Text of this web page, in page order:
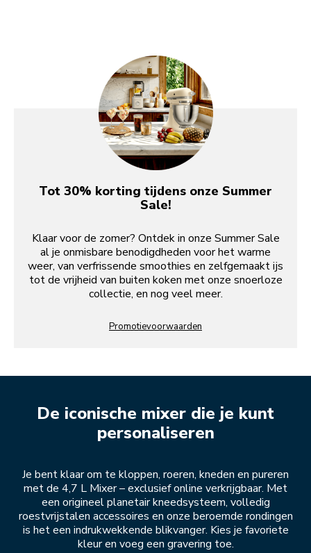
Tot 30% korting tijdens onze Summer
Sale!
Klaar voor de zomer? Ontdek in onze Summer Sale
al je onmisbare benodigdheden voor het warme
weer, van verfrissende smoothies en zelfgemaakt ijs
tot de vrijheid van buiten koken met onze snoerloze
collectie, en nog veel meer.
Promotievoorwaarden
De iconische mixer die je kunt
personaliseren
Je bent klaar om te kloppen, roeren, kneden en pureren
met de 4,7 L Mixer – exclusief online verkrijgbaar. Met
een origineel planetair kneedsysteem, volledig
roestvrijstalen accessoires en onze beroemde rondingen
is het een indrukwekkende blikvanger. Kies je favoriete
kleur en voeg een gravering toe.